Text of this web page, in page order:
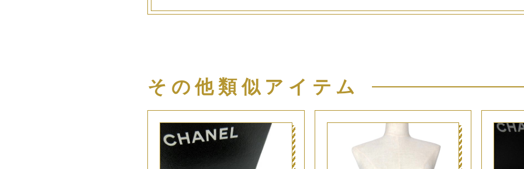
その他類似アイテム